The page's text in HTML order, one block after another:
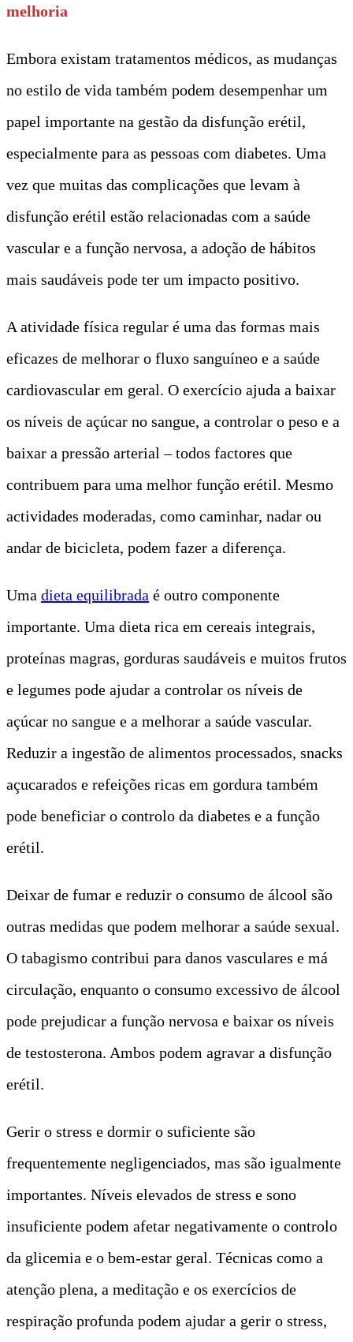
melhoria
Embora existam tratamentos médicos, as mudanças
no estilo de vida também podem desempenhar um
papel importante na gestão da disfunção erétil,
especialmente para as pessoas com diabetes. Uma
vez que muitas das complicações que levam à
disfunção erétil estão relacionadas com a saúde
vascular e a função nervosa, a adoção de hábitos
mais saudáveis pode ter um impacto positivo.
A atividade física regular é uma das formas mais
eficazes de melhorar o fluxo sanguíneo e a saúde
cardiovascular em geral. O exercício ajuda a baixar
os níveis de açúcar no sangue, a controlar o peso e a
baixar a pressão arterial – todos factores que
contribuem para uma melhor função erétil. Mesmo
actividades moderadas, como caminhar, nadar ou
andar de bicicleta, podem fazer a diferença.
Uma dieta equilibrada é outro componente
importante. Uma dieta rica em cereais integrais,
proteínas magras, gorduras saudáveis e muitos frutos
e legumes pode ajudar a controlar os níveis de
açúcar no sangue e a melhorar a saúde vascular.
Reduzir a ingestão de alimentos processados, snacks
açucarados e refeições ricas em gordura também
pode beneficiar o controlo da diabetes e a função
erétil.
Deixar de fumar e reduzir o consumo de álcool são
outras medidas que podem melhorar a saúde sexual.
O tabagismo contribui para danos vasculares e má
circulação, enquanto o consumo excessivo de álcool
pode prejudicar a função nervosa e baixar os níveis
de testosterona. Ambos podem agravar a disfunção
erétil.
Gerir o stress e dormir o suficiente são
frequentemente negligenciados, mas são igualmente
importantes. Níveis elevados de stress e sono
insuficiente podem afetar negativamente o controlo
da glicemia e o bem-estar geral. Técnicas como a
atenção plena, a meditação e os exercícios de
respiração profunda podem ajudar a gerir o stress,